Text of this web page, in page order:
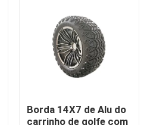
Borda 14X7 de Alu do
carrinho de golfe com